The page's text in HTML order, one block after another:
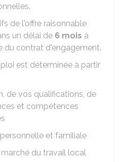
de l'offre raisonnable
un délai de 6 mois à
du contrat d'engagement.
est déterminée à partir
de vos qualifications, de
et compétences
et familiale
du travail local